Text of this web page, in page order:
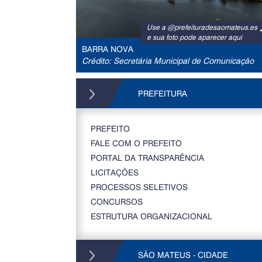
Use a @prefeituradesaomateus.es
e sua foto pode aparecer aqui
BARRA NOVA
Crédito: Secretária Municipal de Comunicação
PREFEITURA
PREFEITO
FALE COM O PREFEITO
PORTAL DA TRANSPARÊNCIA
LICITAÇÕES
PROCESSOS SELETIVOS
CONCURSOS
ESTRUTURA ORGANIZACIONAL
SÃO MATEUS - CIDADE